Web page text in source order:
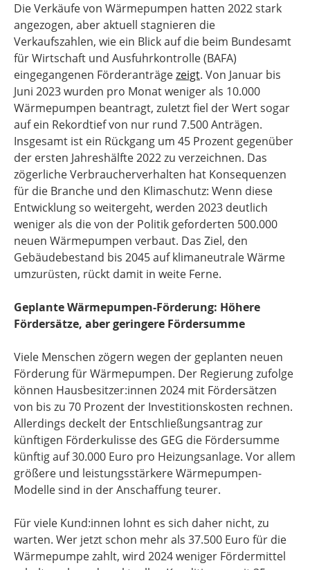
Die Verkäufe von Wärmepumpen hatten 2022 stark
angezogen, aber aktuell stagnieren die
Verkaufszahlen, wie ein Blick auf die beim Bundesamt
für Wirtschaft und Ausfuhrkontrolle (BAFA)
eingegangenen Förderanträgezeigt. Von Januar bis
Juni 2023 wurden pro Monat weniger als 10.000
Wärmepumpen beantragt, zuletzt fiel der Wert sogar
auf ein Rekordtief von nur rund 7.500 Anträgen.
Insgesamt ist ein Rückgang um 45 Prozent gegenüber
der ersten Jahreshälfte 2022 zu verzeichnen. Das
zögerliche Verbraucherverhalten hat Konsequenzen
für die Branche und den Klimaschutz: Wenn diese
Entwicklung so weitergeht, werden 2023 deutlich
weniger als die von der Politik geforderten 500.000
neuen Wärmepumpen verbaut. Das Ziel, den
Gebäudebestand bis 2045 auf klimaneutrale Wärme
umzurüsten, rückt damit in weite Ferne.
Geplante Wärmepumpen-Förderung: Höhere
Fördersätze, aber geringere Fördersumme
Viele Menschen zögern wegen der geplanten neuen
Förderung für Wärmepumpen. Der Regierung zufolge
können Hausbesitzer:innen 2024 mit Fördersätzen
von bis zu 70 Prozent der Investitionskosten rechnen.
Allerdings deckelt der Entschließungsantrag zur
künftigen Förderkulisse des GEG die Fördersumme
künftig auf 30.000 Euro pro Heizungsanlage. Vor allem
größere und leistungsstärkere Wärmepumpen-
Modelle sind in der Anschaffung teurer.
Für viele Kund:innen lohnt es sich daher nicht, zu
warten. Wer jetzt schon mehr als 37.500 Euro für die
Wärmepumpe zahlt, wird 2024 weniger Fördermittel